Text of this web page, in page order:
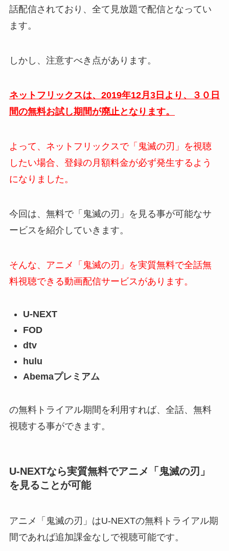
話配信されており、全て見放題で配信となってい
ます。
しかし、注意すべき点があります。
ネットフリックスは、2019年12月3日より、３０日
間の無料お試し期間が廃止となります。
よって、ネットフリックスで「鬼滅の刃」を視聴
したい場合、登録の月額料金が必ず発生するよう
になりました。
今回は、無料で「鬼滅の刃」を見る事が可能なサ
ービスを紹介していきます。
そんな、アニメ「鬼滅の刃」を実質無料で全話無
料視聴できる動画配信サービスがあります。
U-NEXT
FOD
dtv
hulu
Abemaプレミアム
の無料トライアル期間を利用すれば、全話、無料
視聴する事ができます。
U-NEXTなら実質無料でアニメ「鬼滅の刃」
を見ることが可能
アニメ「鬼滅の刃」はU-NEXTの無料トライアル期
間であれば追加課金なしで視聴可能です。